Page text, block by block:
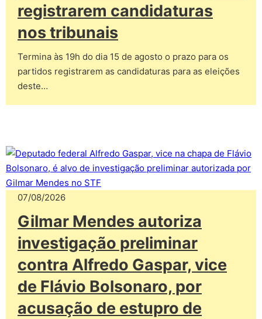
registrarem candidaturas
nos tribunais
Termina às 19h do dia 15 de agosto o prazo para os
partidos registrarem as candidaturas para as eleições
deste…
07/08/2026
Gilmar Mendes autoriza
investigação preliminar
contra Alfredo Gaspar, vice
de Flávio Bolsonaro, por
acusação de estupro de